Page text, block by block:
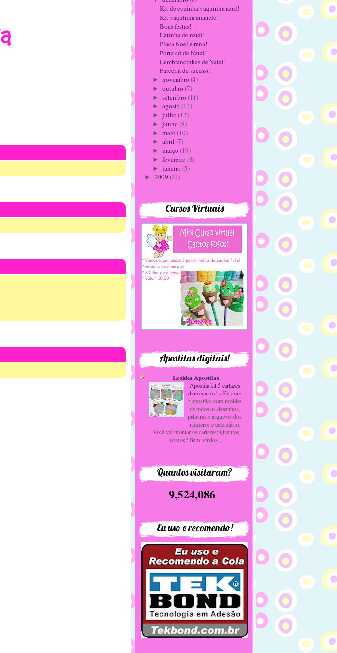
Kit de cozinha vaquinha azul!
Kit vaquinha amarelo!
Boas festas!
Latinha de natal!
Placa Noel e rena!
Porta cd de Natal!
Lembrancinhas de Natal!
Parceria de sucesso!
► novembro (4)
► outubro (7)
► setembro (11)
► agosto (14)
► julho (12)
► junho (9)
► maio (10)
► abril (7)
► março (19)
► fevereiro (8)
► janeiro (5)
► 2009 (21)
Cursos Virtuais
Apostilas digitais!
Leskka Apostilas
Apostila kit 5 cartazes
dinossauros! -Kit com
5 apostilas com moldes
de todos os desenhos,
palavras e arquivos dos
números e calendário.
Você vai montar os cartazes: Quantos
somos? Bem-vindos...
Quantos visitaram?
9,524,086
Eu uso e recomendo!